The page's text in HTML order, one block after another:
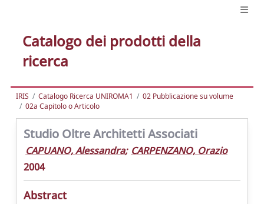
Catalogo dei prodotti della
ricerca
IRIS Catalogo Ricerca UNIROMA1
02 Pubblicazione su volume
02a Capitolo o Articolo
Studio Oltre Architetti Associati
CAPUANO, Alessandra; CARPENZANO, Orazio
2004
Abstract